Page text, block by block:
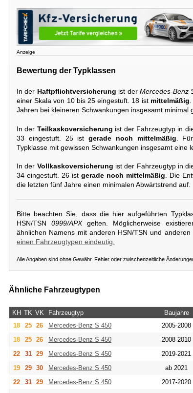
Anzeige
Bewertung der Typklassen
In der Haftpflichtversicherung ist der Mercedes-Benz
einer Skala von 10 bis 25 eingestuft. 18 ist mittelmäßig
Jahren bei kleineren Schwankungen insgesamt minimal
In der Teilkaskoversicherung ist der Fahrzeugtyp in
33 eingestuft. 25 istgerade noch mittelmäßig .
Typklasse mit gewissen Schwankungen insgesamt eine
In der Vollkaskoversicherung ist der Fahrzeugtyp in
34 eingestuft. 26 ist gerade noch mittelmäßig. Die
die letzten fünf Jahre einen minimalen Abwärtstrend auf.
Bitte beachten Sie, dass die hier aufgeführten
HSN/TSN 0999/APXgelten. Möglicherweise
ähnlichen Namens mit anderen HSN/TSN und anderen
einen Fahrzeugtypen eindeutig.
Alle Angaben sind ohne Gewähr. Fehler oder zwischenzeitliche
Ähnliche Fahrzeugtypen
KH TK VK Fahrzeugtyp Baujahre
18
25 26 Mercedes-Benz S 450 2005-2008
18
25 26 Mercedes-Benz S 450 2008-2010
22
31 29 Mercedes-Benz S 450 2019-2021
19
29 30 Mercedes-Benz S 450 ab 2021
22
31 29 Mercedes-Benz S 450 2017-2020